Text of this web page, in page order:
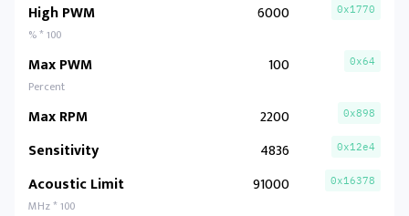
High PWM
% * 100
6000 0x1770
Max PWM
Percent
100 0x64
Max RPM 2200 0x898
Sensitivity 4836 0x12e4
Acoustic Limit
MHz * 100
91000 0x16378